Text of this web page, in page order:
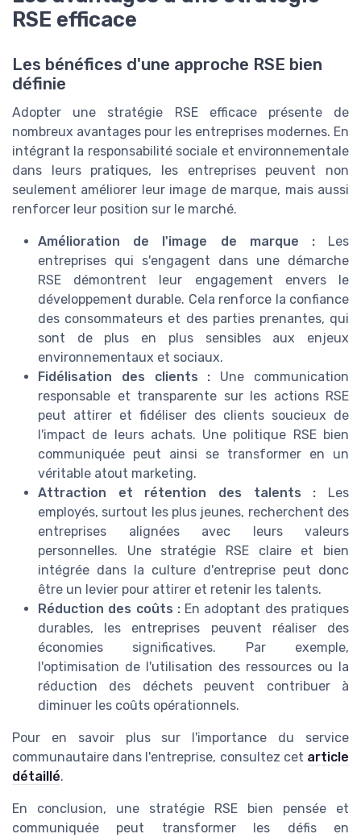
RSE efficace
Les bénéfices d'une approche RSE bien
définie
Adopter une stratégie RSE efficace présente de
nombreux avantages pour les entreprises modernes. En
intégrant la responsabilité sociale et environnementale
dans leurs pratiques, les entreprises peuvent non
seulement améliorer leur image de marque, mais aussi
renforcer leur position sur le marché.
Amélioration de l'image de marque :Les
entreprises qui s'engagent dans une démarche
RSE démontrent leur engagement envers le
développement durable. Cela renforce la confiance
des consommateurs et des parties prenantes, qui
sont de plus en plus sensibles aux enjeux
environnementaux et sociaux.
Fidélisation des clients : Une communication
responsable et transparente sur les actions RSE
peut attirer et fidéliser des clients soucieux de
l'impact de leurs achats. Une politique RSE bien
communiquée peut ainsi se transformer en un
véritable atout marketing.
Attraction et rétention des talents : Les
employés, surtout les plus jeunes, recherchent des
entreprises alignées avec leurs valeurs
personnelles. Une stratégie RSE claire et bien
intégrée dans la culture d'entreprise peut donc
être un levier pour attirer et retenir les talents.
Réduction des coûts :En adoptant des pratiques
durables, les entreprises peuvent réaliser des
économies significatives. Par exemple,
l'optimisation de l'utilisation des ressources ou la
réduction des déchets peuvent contribuer à
diminuer les coûts opérationnels.
Pour en savoir plus sur l'importance du service
communautaire dans l'entreprise, consultez cet article
détaillé.
En conclusion, une stratégie RSE bien pensée et
communiquée peut transformer les défis en